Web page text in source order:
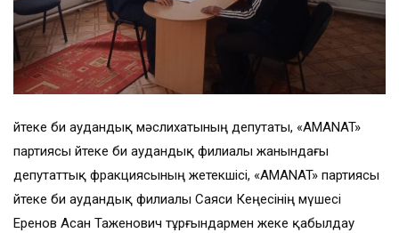
Әйтеке би аудандық мәслихатының депутаты, «AMANAT»
партиясы Әйтеке би аудандық филиалы жанындағы
депутаттық фракциясының жетекшісі, «AMANAT» партиясы
Әйтеке би аудандық филиалы Саяси Кеңесінің мүшесі
Еренов Асан Таженович тұрғындармен жеке қабылдау